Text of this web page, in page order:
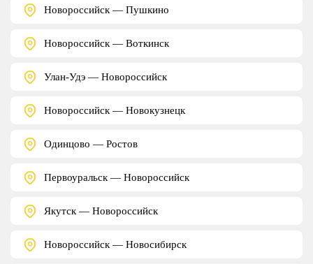
Новороссийск — Пушкино
Новороссийск — Воткинск
Улан-Удэ — Новороссийск
Новороссийск — Новокузнецк
Одинцово — Ростов
Первоуральск — Новороссийск
Якутск — Новороссийск
Новороссийск — Новосибирск